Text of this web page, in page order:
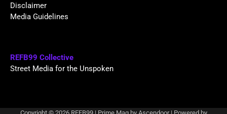
Disclaimer
Media Guidelines
REFB99 Collective
Street Media for the Unspoken